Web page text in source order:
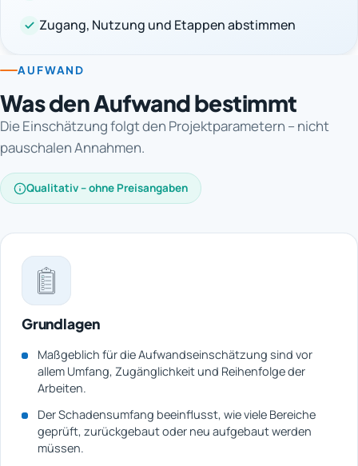
Zugang, Nutzung und Etappen abstimmen
AUFWAND
Was den Aufwand bestimmt
Die Einschätzung folgt den Projektparametern – nicht
pauschalen Annahmen.
Qualitativ – ohne Preisangaben
Grundlagen
Maßgeblich für die Aufwandseinschätzung sind vor
allem Umfang, Zugänglichkeit und Reihenfolge der
Arbeiten.
Der Schadensumfang beeinflusst, wie viele Bereiche
geprüft, zurückgebaut oder neu aufgebaut werden
müssen.